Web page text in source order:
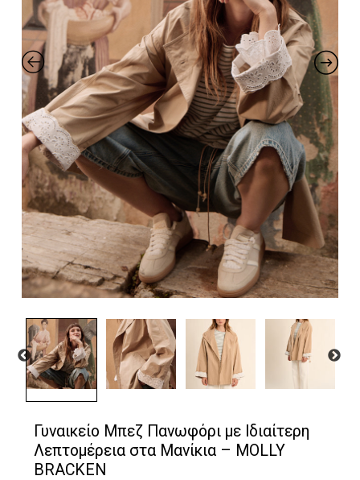
Γυναικείο Μπεζ Πανωφόρι με Ιδιαίτερη
Λεπτομέρεια στα Μανίκια – MOLLY
BRACKEN